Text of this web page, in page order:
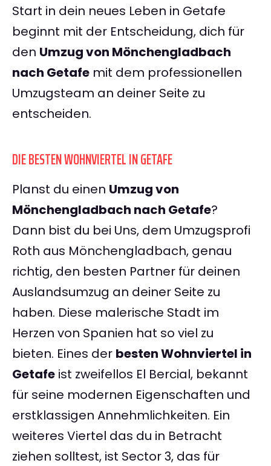
Start in dein neues Leben in Getafe
beginnt mit der Entscheidung, dich für
den Umzug von Mönchengladbach
nach Getafe mit dem professionellen
Umzugsteam an deiner Seite zu
entscheiden.
DIE BESTEN WOHNVIERTEL IN GETAFE
Planst du einen Umzug von
Mönchengladbach nach Getafe?
Dann bist du bei Uns, dem Umzugsprofi
Roth aus Mönchengladbach, genau
richtig, den besten Partner für deinen
Auslandsumzug an deiner Seite zu
haben. Diese malerische Stadt im
Herzen von Spanien hat so viel zu
bieten. Eines der besten Wohnviertel in
Getafe ist zweifellos El Bercial, bekannt
für seine modernen Eigenschaften und
erstklassigen Annehmlichkeiten. Ein
weiteres Viertel das du in Betracht
ziehen solltest, ist Sector 3, das für